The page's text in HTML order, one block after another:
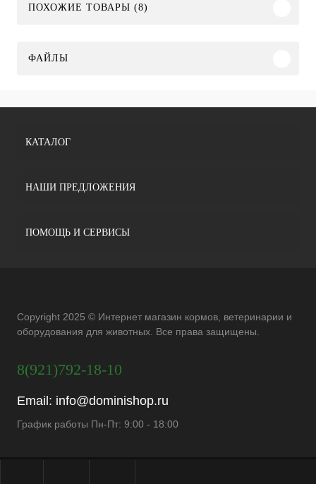
ПОХОЖИЕ ТОВАРЫ (8)
ФАЙЛЫ
КАТАЛОГ
НАШИ ПРЕДЛОЖЕНИЯ
ПОМОЩЬ И СЕРВИСЫ
Copyright 2025 © Интернет магазин кормов, ветеринарии и
оборудования для животных. Все права защищены.
8(921)792-18-10
Email: info@dominishop.ru
График работы Пн-Пт: 9:00 - 18:00